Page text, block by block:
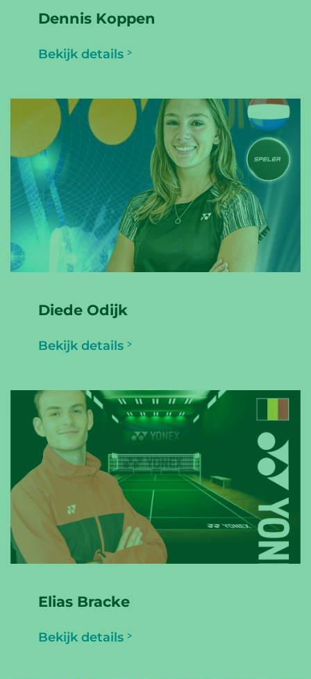
Dennis Koppen
Bekijk details
Diede Odijk
Bekijk details
Elias Bracke
Bekijk details